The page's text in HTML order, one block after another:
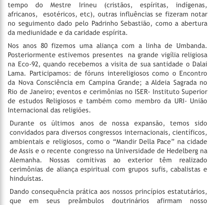
tempo do Mestre Irineu (cristãos, espíritas, indígenas,
africanos, esotéricos, etc), outras influências se fizeram notar
no seguimento dado pelo Padrinho Sebastião, como a abertura
da mediunidade e da caridade espírita.
Nos anos 80 fizemos uma aliança com a linha de Umbanda.
Posteriormente estivemos presentes na grande vigília religiosa
na Eco-92, quando recebemos a visita de sua santidade o Dalai
Lama. Participamos: de fóruns intereligiosos como o Encontro
da Nova Consciência em Campina Grande; a Aldeia Sagrada no
Rio de Janeiro; eventos e cerimônias no ISER- Instituto Superior
de estudos Religiosos e também como membro da URI- União
Internacional das religiões.
Durante os últimos anos de nossa expansão, temos sido
convidados para diversos congressos internacionais, científicos,
ambientais e religiosos, como o “Mandir Della Pace” na cidade
de Assis e o recente congresso na Universidade de Hedelberg na
Alemanha. Nossas comitivas ao exterior têm realizado
cerimônias de aliança espiritual com grupos sufis, cabalistas e
hinduístas.
Dando consequência prática aos nossos princípios estatutários,
que em seus preâmbulos doutrinários afirmam nosso